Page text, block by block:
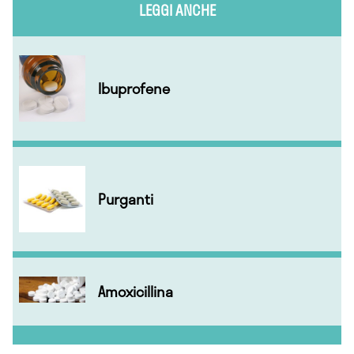
LEGGI ANCHE
Ibuprofene
Purganti
Amoxicillina